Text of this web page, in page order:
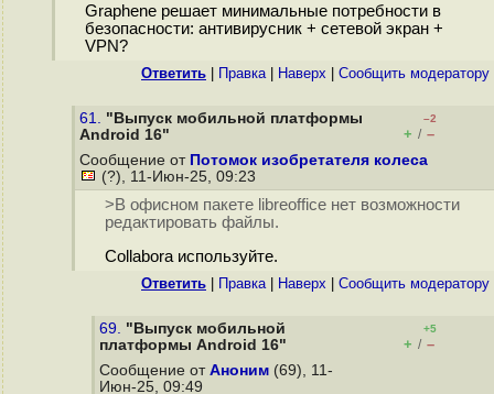
Graphene решает минимальные потребности в
безопасности: антивирусник + сетевой экран +
VPN?
Ответить Правка| Наверх Cообщить модератору
61. "Выпуск мобильной платформы
Android 16"
–2
+ / –
Сообщение от Потомок изобретателя колеса
(?), 11-Июн-25, 09:23
>В офисном пакете libreoffice нет возможности
редактировать файлы.
Collabora используйте.
Ответить Правка| Наверх Cообщить модератору
69. "Выпуск мобильной
платформы Android 16"
+5
+ / –
Сообщение от Аноним (69), 11-
Июн-25, 09:49